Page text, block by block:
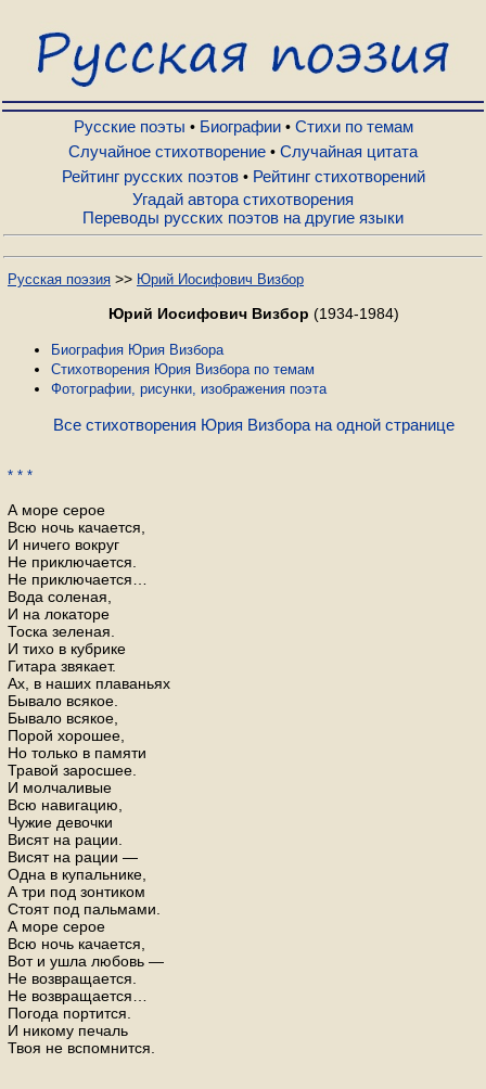
Русские поэты
Биографии
Стихи по темам
Случайное стихотворение
Случайная цитата
Рейтинг русских поэтов
Русские поэты • Биографии• Стихи по темам
Случайное стихотворение • Случайная цитата
Рейтинг русских поэтов• Рейтинг стихотворений
Угадай автора стихотворения
Переводы русских поэтов на другие языки
Русская поэзия >> Юрий Иосифович Визбор
Юрий Иосифович Визбор (1934-1984)
Биография Юрия Визбора
Стихотворения Юрия Визбора по темам
Фотографии, рисунки, изображения поэта
Все стихотворения Юрия Визбора на одной странице
* * *
А море серое
Всю ночь качается,
И ничего вокруг
Не приключается.
Не приключается…
Вода соленая,
И на локаторе
Тоска зеленая.
И тихо в кубрике
Гитара звякает.
Ах, в наших плаваньях
Бывало всякое.
Бывало всякое,
Порой хорошее,
Но только в памяти
Травой заросшее.
И молчаливые
Всю навигацию,
Чужие девочки
Висят на рации.
Висят на рации —
Одна в купальнике,
А три под зонтиком
Стоят под пальмами.
А море серое
Всю ночь качается,
Вот и ушла любовь —
Не возвращается.
Не возвращается…
Погода портится.
И никому печаль
Твоя не вспомнится.